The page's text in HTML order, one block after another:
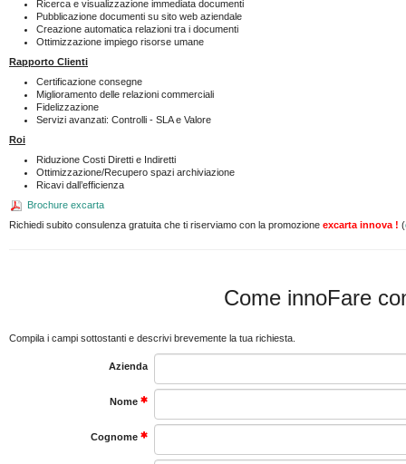
Ricerca e visualizzazione immediata documenti
Pubblicazione documenti su sito web aziendale
Creazione automatica relazioni tra i documenti
Ottimizzazione impiego risorse umane
Rapporto Clienti
Certificazione consegne
Miglioramento delle relazioni commerciali
Fidelizzazione
Servizi avanzati: Controlli - SLA e Valore
Roi
Riduzione Costi Diretti e Indiretti
Ottimizzazione/Recupero spazi archiviazione
Ricavi dall’efficienza
Brochure excarta
Richiedi subito consulenza gratuita che ti riserviamo con la promozione excarta innova ! (
Come innoFare
Compila i campi sottostanti e descrivi brevemente la tua richiesta.
Azienda
Nome
Cognome